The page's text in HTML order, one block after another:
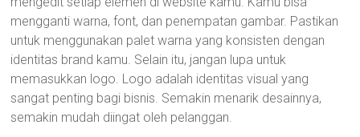
mengganti warna, font, dan penempatan gambar. Pastikan
untuk menggunakan palet warna yang konsisten dengan
identitas brand kamu. Selain itu, jangan lupa untuk
memasukkan logo. Logo adalah identitas visual yang
sangat penting bagi bisnis. Semakin menarik desainnya,
semakin mudah diingat oleh pelanggan.